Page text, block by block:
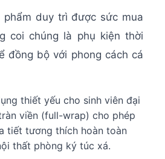
duy trì được sức mua
coi chúng là phụ kiện thời
đồng bộ với phong cách cá
thiết yếu cho sinh viên đại
viền (full-wrap) cho phép
tiết tương thích hoàn toàn
thất phòng ký túc xá.